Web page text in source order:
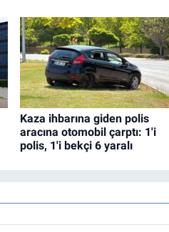
Kaza ihbarına giden polis
aracına otomobil çarptı: 1'i
polis, 1'i bekçi 6 yaralı